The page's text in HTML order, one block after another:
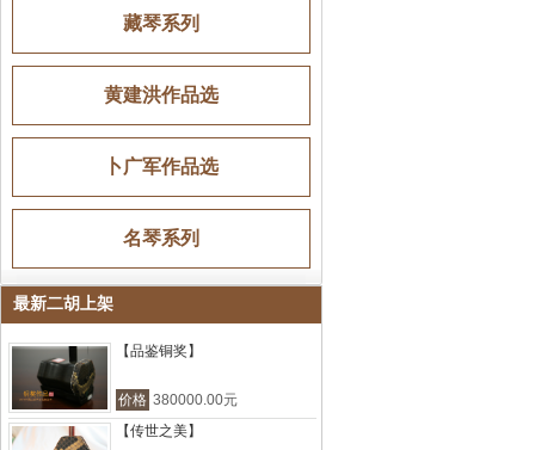
藏琴系列
黄建洪作品选
卜广军作品选
名琴系列
最新二胡上架
【品鉴铜奖】
价格 380000.00元
【传世之美】